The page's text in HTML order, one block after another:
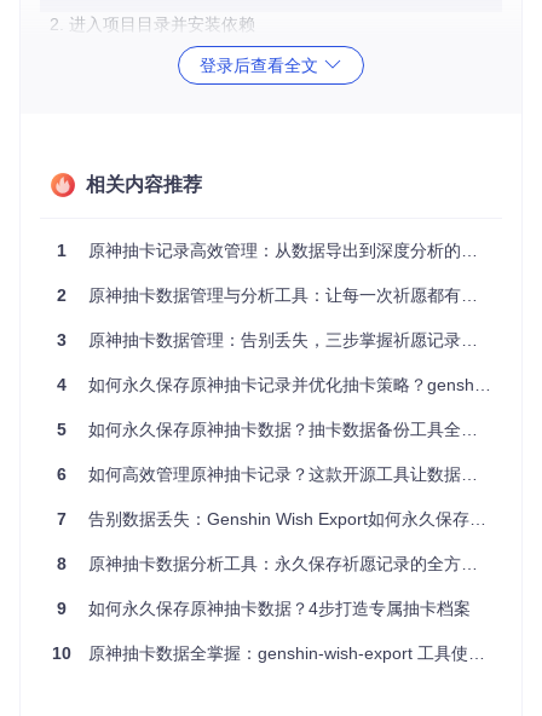
进入项目目录并安装依赖
genshin-wish-export
工具了。
同用户的需求：
自动检测模式
工具能够智能识别游戏日志文件的位置，无需用户手动干预。
就会自动扫描并获取最新的抽卡记录。
手动指定路径
无法正常工作，你可以通过"设置"选项手动指定日志文件路
数据分析：直观了解抽卡统计信息
成功获取数据后，工具会自动生成详细的抽卡统计报告。主界
面分为三个主要部分，分别对应不同类型的祈愿：
登录后查看全文
相关内容推荐
1 原神抽卡记录高效管理：从数据导出到深度分析的完整指南
2 原神抽卡数据管理与分析工具：让每一次祈愿都有数据支撑
3 原神抽卡数据管理：告别丢失，三步掌握祈愿记录备份与深度分析
4 如何永久保存原神抽卡记录并优化抽卡策略？genshin-wish-export带来数据化决策新体验
5 如何永久保存原神抽卡数据？抽卡数据备份工具全攻略
6 如何高效管理原神抽卡记录？这款开源工具让数据分析更简单
7 告别数据丢失：Genshin Wish Export如何永久保存你的原神抽卡记录
8 原神抽卡数据分析工具：永久保存祈愿记录的全方位解决方案
9 如何永久保存原神抽卡数据？4步打造专属抽卡档案
10 原神抽卡数据全掌握：genshin-wish-export 工具使用指南